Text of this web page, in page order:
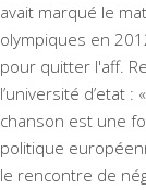
avait marqué le
olympiques en
pour quitter l'aff.
l’université d’etat
chanson est une
politique
le rencontre de